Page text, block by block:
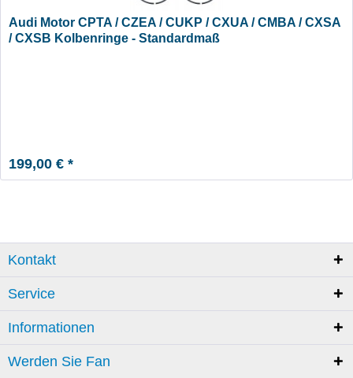
Audi Motor CPTA / CZEA / CUKP / CXUA / CMBA / CXSA
/ CXSB Kolbenringe - Standardmaß
199,00 € *
Kontakt
Service
Informationen
Werden Sie Fan